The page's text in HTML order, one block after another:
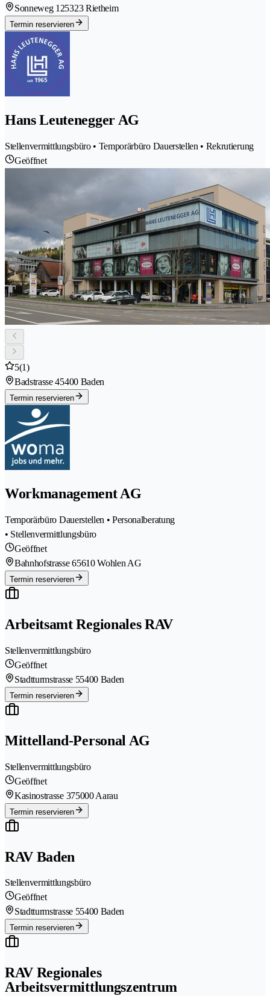
Sonneweg 125323 Rietheim
Termin reservieren
Hans Leutenegger AG
Stellenvermittlungsbüro • Temporärbüro Dauerstellen • Rekrutierung
Geöffnet
5(1)
Badstrasse 45400 Baden
Termin reservieren
Workmanagement AG
Temporärbüro Dauerstellen • Personalberatung
• Stellenvermittlungsbüro
Geöffnet
Bahnhofstrasse 65610 Wohlen AG
Termin reservieren
Arbeitsamt Regionales RAV
Stellenvermittlungsbüro
Geöffnet
Stadtturmstrasse 55400 Baden
Termin reservieren
Mittelland-Personal AG
Stellenvermittlungsbüro
Geöffnet
Kasinostrasse 375000 Aarau
Termin reservieren
RAV Baden
Stellenvermittlungsbüro
Geöffnet
Stadtturmstrasse 55400 Baden
Termin reservieren
RAV Regionales
Arbeitsvermittlungszentrum